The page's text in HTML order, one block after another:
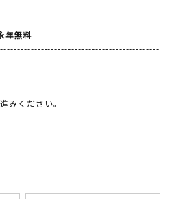
年無料
みください。